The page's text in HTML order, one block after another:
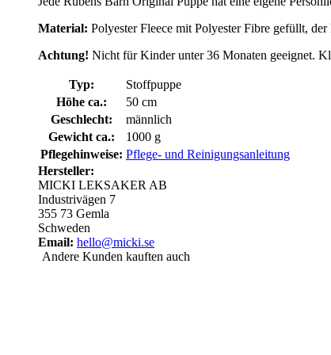
Material: Polyester Fleece mit Polyester Fibre gefüllt,
Achtung! Nicht für Kinder unter 36 Monaten geeignet.
Typ:
Stoffpuppe
Höhe ca.:
50 cm
Geschlecht:
männlich
Gewicht ca.:
1000 g
Pflegehinweise: Pflege- und Reinigungsanleitung
Hersteller:
MICKI LEKSAKER AB
Industrivägen 7
355 73 Gemla
Schweden
Email: hello@micki.se
Andere Kunden kauften auch